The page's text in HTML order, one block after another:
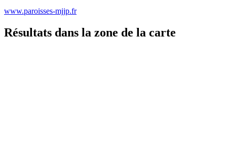
www.paroisses-mjjp.fr
Résultats dans la zone de la carte